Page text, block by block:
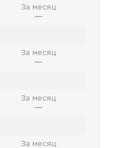
За месяц
—
За месяц
—
За месяц
—
За месяц